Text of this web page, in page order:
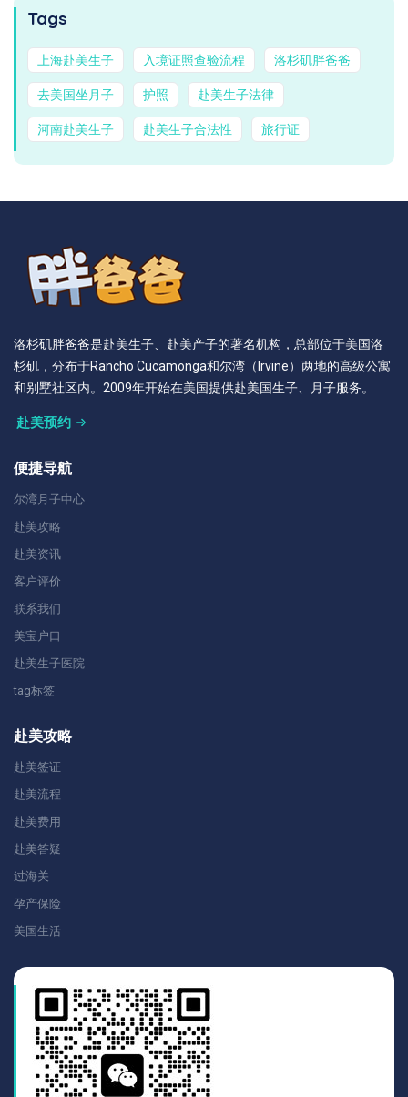
Tags
上海赴美生子 入境证照查验流程 洛杉矶胖爸爸
去美国坐月子 护照 赴美生子法律
河南赴美生子 赴美生子合法性 旅行证
洛杉矶胖爸爸是赴美生子、赴美产子的著名机构，总部位于美国洛
杉矶，分布于Rancho Cucamonga和尔湾（Irvine）两地的高级公寓
和别墅社区内。2009年开始在美国提供赴美国生子、月子服务。
赴美预约
便捷导航
尔湾月子中心
赴美攻略
赴美资讯
客户评价
联系我们
美宝户口
赴美生子医院
tag标签
赴美攻略
赴美签证
赴美流程
赴美费用
赴美答疑
过海关
孕产保险
美国生活